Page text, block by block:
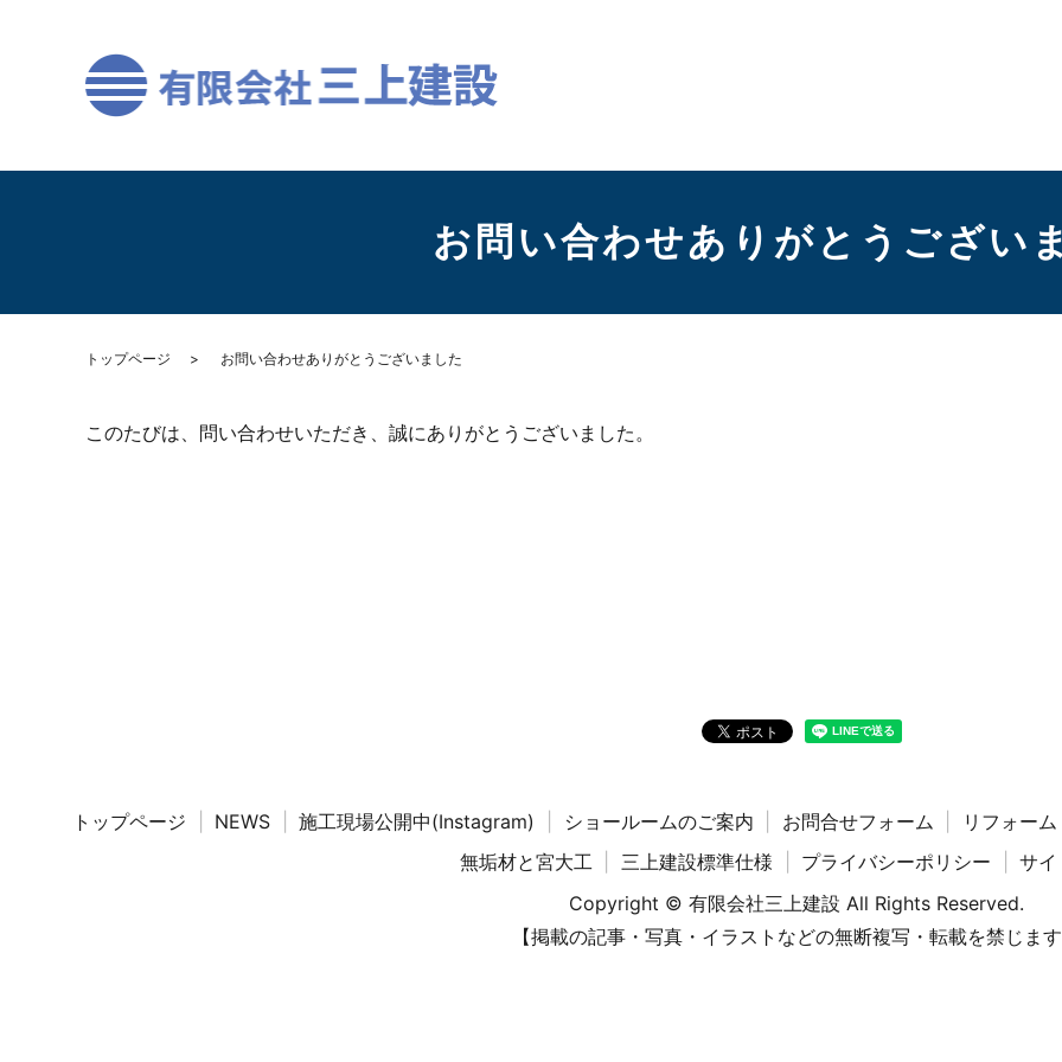
お問い合わせありがとうござい
トップページ お問い合わせありがとうございました
このたびは、問い合わせいただき、誠にありがとうございました。
トップページ NEWS 施工現場公開中(Instagram) ショールームのご案内 お問合せフォーム
リフォーム
無垢材と宮大工
三上建設標準仕様 プライバシーポリシー
サ
Copyright © 有限会社三上建設 All Rights Reserved.
【掲載の記事・写真・イラストなどの無断複写・転載を禁じま